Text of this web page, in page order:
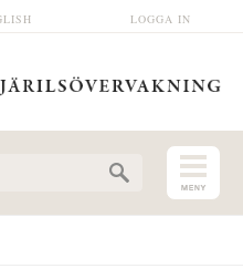
LOGGA IN